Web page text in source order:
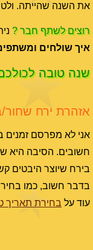
את השנה שהייתה. ולטפוח
רוצים לשתף חבר ?
איך שולחים
שנה טובה
אזהרת ירח
חשובים. הסיבה היא
בירח שיוצר היבטים
בדבר חשוב, כמו
עוד על בחירת תאריך